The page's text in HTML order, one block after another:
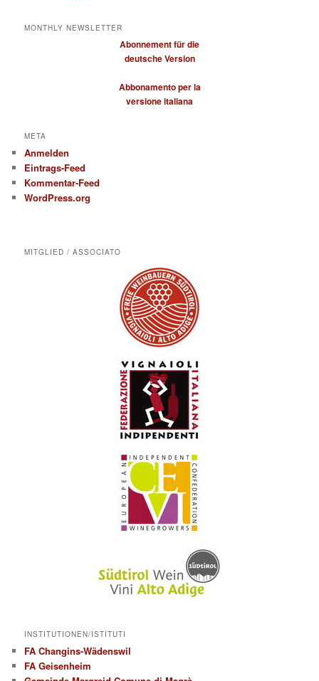
MONTHLY NEWSLETTER
Abonnement für die
deutsche Version
Abbonamento per la
versione italiana
META
Anmelden
Eintrags-Feed
Kommentar-Feed
WordPress.org
MITGLIED / ASSOCIATO
INSTITUTIONEN/ISTITUTI
FA Changins-Wädenswil
FA Geisenheim